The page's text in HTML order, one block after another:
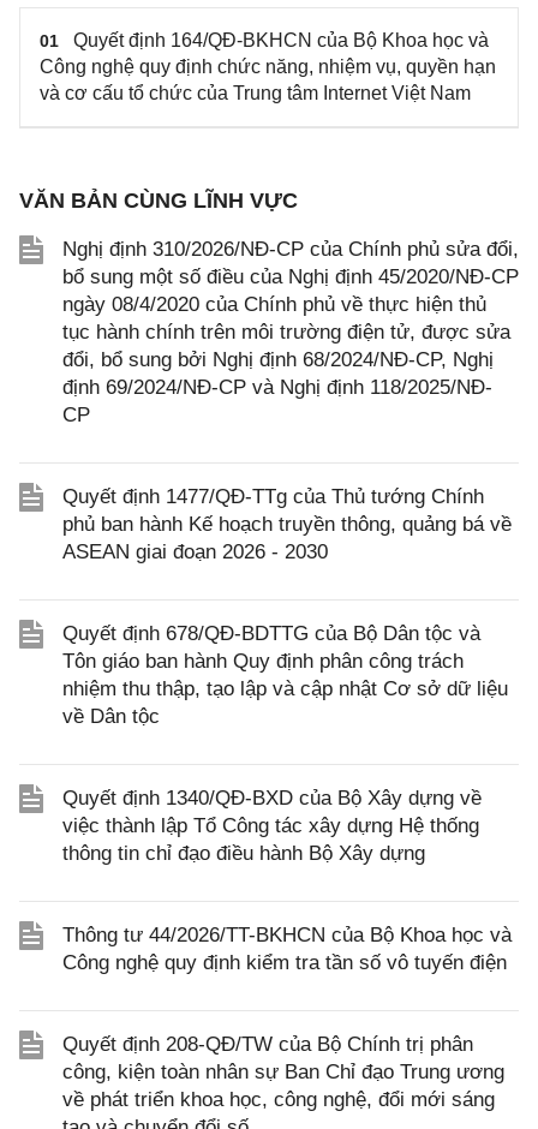
01
Quyết định 164/QĐ-BKHCN của Bộ Khoa học và
Công nghệ quy định chức năng, nhiệm vụ, quyền hạn
và cơ cấu tổ chức của Trung tâm Internet Việt Nam
VĂN BẢN CÙNG LĨNH VỰC
Nghị định 310/2026/NĐ-CP của Chính phủ sửa đổi,
bổ sung một số điều của Nghị định 45/2020/NĐ-CP
ngày 08/4/2020 của Chính phủ về thực hiện thủ
tục hành chính trên môi trường điện tử, được sửa
đổi, bổ sung bởi Nghị định 68/2024/NĐ-CP, Nghị
định 69/2024/NĐ-CP và Nghị định 118/2025/NĐ-
CP
Quyết định 1477/QĐ-TTg của Thủ tướng Chính
phủ ban hành Kế hoạch truyền thông, quảng bá về
ASEAN giai đoạn 2026 - 2030
Quyết định 678/QĐ-BDTTG của Bộ Dân tộc và
Tôn giáo ban hành Quy định phân công trách
nhiệm thu thập, tạo lập và cập nhật Cơ sở dữ liệu
về Dân tộc
Quyết định 1340/QĐ-BXD của Bộ Xây dựng về
việc thành lập Tổ Công tác xây dựng Hệ thống
thông tin chỉ đạo điều hành Bộ Xây dựng
Thông tư 44/2026/TT-BKHCN của Bộ Khoa học và
Công nghệ quy định kiểm tra tần số vô tuyến điện
Quyết định 208-QĐ/TW của Bộ Chính trị phân
công, kiện toàn nhân sự Ban Chỉ đạo Trung ương
về phát triển khoa học, công nghệ, đổi mới sáng